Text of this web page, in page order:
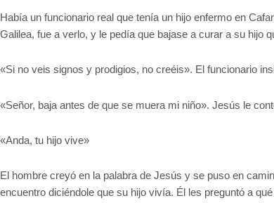
Había un funcionario real que tenía un hijo enfermo en
Galilea, fue a verlo, y le pedía que bajase a curar a su hijo
«Si no veis signos y prodigios, no creéis». El funcionario
«Señor, baja antes de que se muera mi niño». Jesús le
«Anda, tu hijo vive»
El hombre creyó en la palabra de Jesús y se puso en
encuentro diciéndole que su hijo vivía. Él les preguntó a